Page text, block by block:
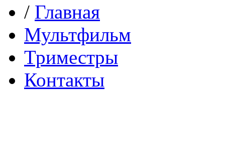
/ Главная
Мультфильм
Триместры
Контакты